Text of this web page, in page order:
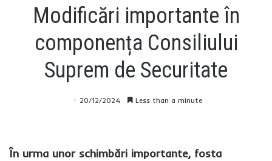
Modificări importante în
componența Consiliului
Suprem de Securitate
20/12/2024 Less than a minute
În urma unor schimbări importante, fosta